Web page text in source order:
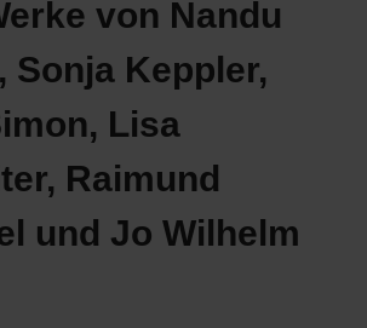
von Nandu
Sonja Keppler,
Lisa
Raimund
und Jo Wilhelm